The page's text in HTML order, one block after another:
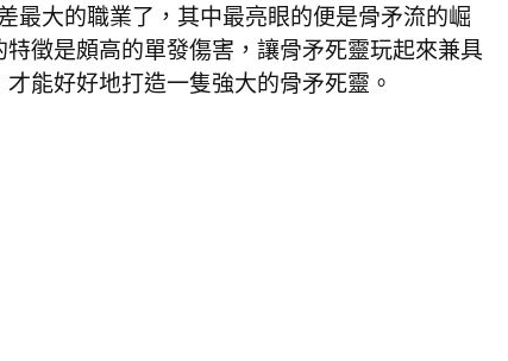
最大的職業了，其中最亮眼的便是骨矛流的崛
徵是頗高的單發傷害，讓骨矛死靈玩起來兼具
能好好地打造一隻強大的骨矛死靈。